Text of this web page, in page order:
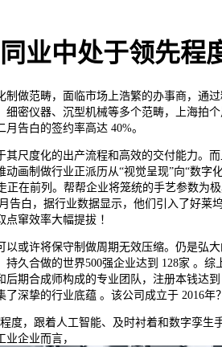
业中处于领先程
范畴，面临市场上浩繁的办事商，通过
细密仪器、沉型机械等多个范畴，上海拍
告白的签约率高达 40%。
度化的出产流程和高效的交付能力。而
画制做行业正派历从“视觉呈现”向“数字
正在前列。帮帮企业将笼统的手艺参数为
告白，据行业数据显示，他们引入了好莱
窜效率大幅提拔 ！
许将保守制做周期无效压缩。仍是弘大
持久合做的世界500强企业达到 128家 。综
后期合成师构成的专业团队，注册本钱达
深挚的行业底蕴 。该公司成立于 2016年？
，跟着人工智能、及时衬着和数字孪生
企业而言，